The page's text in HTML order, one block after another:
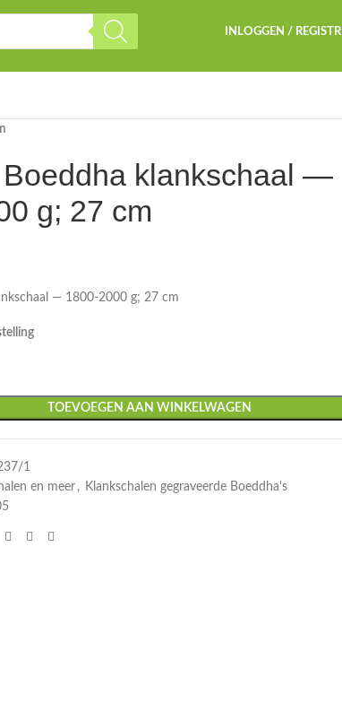
INLOGGEN /
klankschaal —
g; 27 cm
— 1800-2000 g; 27 cm
TOEVOEGEN AAN WINKELWAGEN
1
en meer , Klankschalen gegraveerde Boeddha's